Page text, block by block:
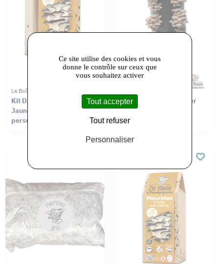
La Boîte À Champignons
Kit DIY – Pleurotes Gris,
Jaunes ou Roses pour 4
personnes
Maxi Sac Prêt à Cultiver
Ce site utilise des cookies et vous
donne le contrôle sur ceux que
vous souhaitez activer
Tout accepter
Tout refuser
Personnaliser